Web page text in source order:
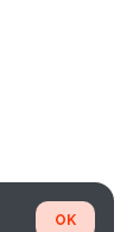
OK